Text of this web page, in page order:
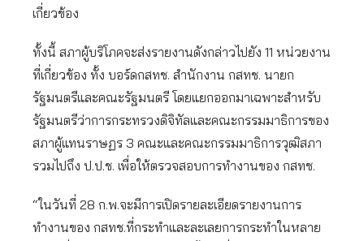
เกี่ยวข้อง
ทั้งนี้ สภาผู้บริโภคจะส่งรายงานดังกล่าวไปยัง 11 หน่วยงาน
ที่เกี่ยวข้อง ทั้ง บอร์ดกสทช. สำนักงาน กสทช. นายก
รัฐมนตรีและคณะรัฐมนตรี โดยแยกออกมาเฉพาะสำหรับ
รัฐมนตรีว่าการกระทรวงดิจิทัลและคณะกรรมมาธิการของ
สภาผู้แทนราษฏร 3 คณะและคณะกรรมมาธิการวุฒิสภา
รวมไปถึง ป.ป.ช. เพื่อให้ตรวจสอบการทำงานของ กสทช.
“ในวันที่ 28 ก.พ.จะมีการเปิดรายละเอียดรายงานการ
ทำงานของ กสทช.ที่กระทำและละเลยการกระทำในหลาย